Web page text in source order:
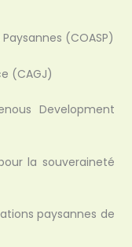
(COASP)
(CAGJ)
Development
la souveraineté
paysannes de